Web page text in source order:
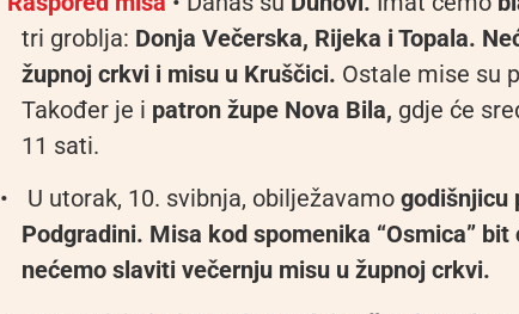
tri groblja: Donja Večerska, Rijeka i Topala.
župnoj crkvi i misu u Kruščici. Ostale mise su
Također je i patron župe Nova Bila, gdje će
11 sati.
•
U utorak, 10. svibnja, obilježavamo godišnjicu
Podgradini. Misa kod spomenika “Osmica” bit
nećemo slaviti večernju misu u župnoj crkvi.